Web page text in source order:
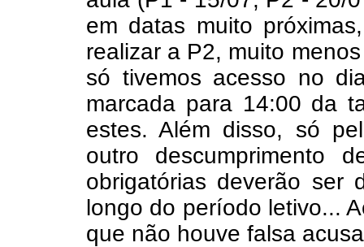
em datas muito
realizar a P2, muito
só tivemos acesso no
marcada para 14:00 da
estes. Além disso, só
outro descumprimento
obrigatórias deverão ser
longo do período letivo...
que não houve falsa